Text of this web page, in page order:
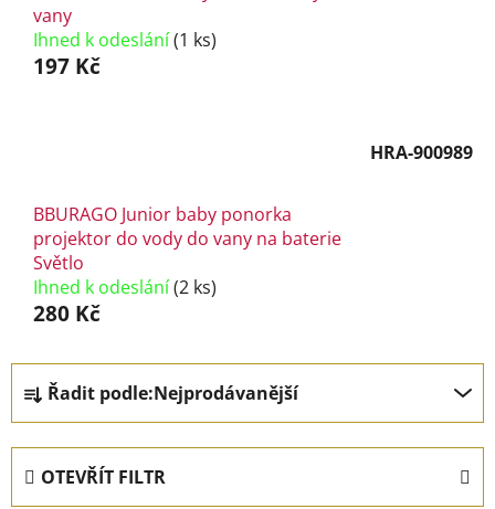
vany
Ihned k odeslání(1 ks)
197 Kč
HRA-900989
BBURAGO Junior baby ponorka
projektor do vody do vany na baterie
Světlo
Ihned k odeslání(2 ks)
280 Kč
Ř
a
z
e
n
Řadit podle:Nejprodávanější
OTEVŘÍT FILTR